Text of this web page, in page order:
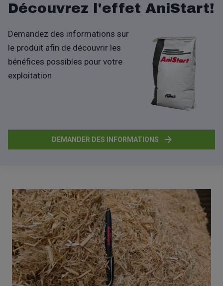
Découvrez l'effet AniStart!
Demandez des informations sur
le produit afin de découvrir les
bénéfices possibles pour votre
exploitation
DEMANDER DES INFORMATIONS